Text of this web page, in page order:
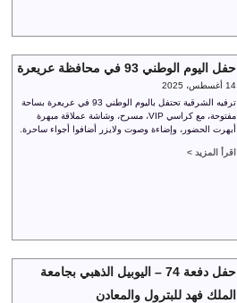
حفل اليوم الوطني 93 في محافظة عريعرة
14 أغسطس، 2025
ترفيه الشرقية تحتفل باليوم الوطني 93 في عريعرة بساحة
مفتوحة، مع كراسي VIP، مسرح، وشاشة عملاقة مبهرة
أبهرت الحضور، وإضاءة وصوت ولايزر أضافوا أجواء ساحرة.
اقرأ المزيد >
حفل دفعة 74 – اليوبيل الذهبي بجامعة
الملك فهد للبترول والمعادن